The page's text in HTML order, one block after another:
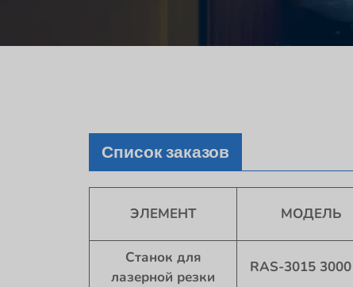
Список заказов
ЭЛЕМЕНТ МОДЕЛЬ
Станок для
лазерной резки
RAS-3015